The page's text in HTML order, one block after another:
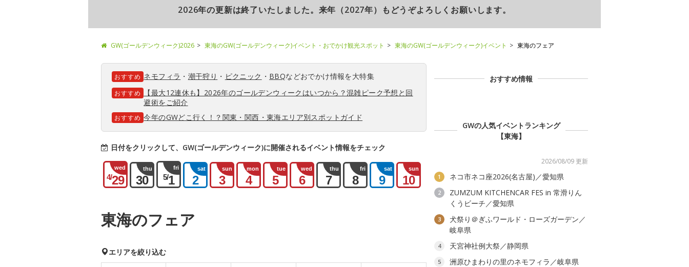
2026年の更新は終了いたしました。来年（2027年）もどうぞよろしくお願いします。
GW(ゴールデンウィーク)2026 東海のGW(ゴールデンウィーク)イベント・おでかけ観光スポット 東海のGW(ゴールデンウィーク)イベント 東海のフェア
おすすめ ネモフィラ ・ 潮干狩り ・ ピクニック ・ BBQなどおでかけ情報を大特集
おすすめ
【最大12連休も】2026年のゴールデンウィークはいつから？混雑ピーク予想と回
避術をご紹介
おすすめ 今年のGWどこ行く！？関東・関西・東海エリア別スポットガイド
日付をクリックして、GW(ゴールデンウィーク)に開催されるイベント情報をチェック
wed
4/29
thu
30
fri
5/1
sat
2
sun
3
mon
4
tue
5
wed
6
thu
7
fri
8
sat
9
sun
10
東海のフェア
エリアを絞り込む
おすすめ情報
GWの人気イベントランキング
【東海】
2026/08/09 更新
1 ネコ市ネコ座2026(名古屋)／愛知県
2
ZUMZUM KITCHENCAR FES in 常滑りん
くうビーチ／愛知県
3
犬祭り＠ぎふワールド・ローズガーデン／
岐阜県
4 天宮神社例大祭／静岡県
5
洲原ひまわりの里のネモフィラ／岐阜県